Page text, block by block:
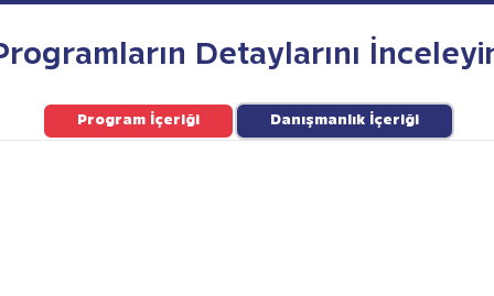
Detaylarını
Program İçeriği Danışmanlık İçeriği